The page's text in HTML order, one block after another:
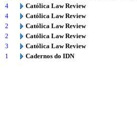
4
Católica Law Review
4
Católica Law Review
2
Católica Law Review
2
Católica Law Review
3
Católica Law Review
1
Cadernos do IDN